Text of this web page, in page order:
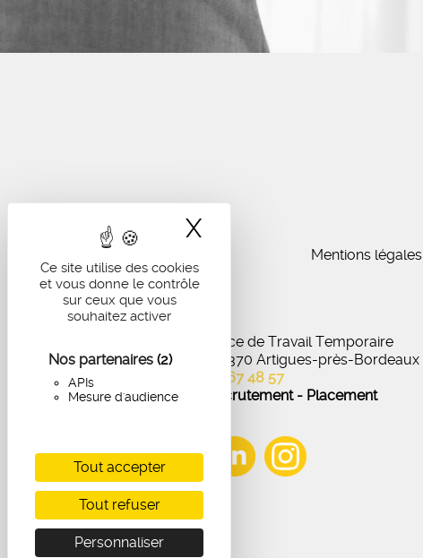
Ce site utilise des cookies
et vous donne le contrôle
sur ceux que vous
souhaitez activer
Nos partenaires (2)
APIs
Mesure d'audience
Tout accepter
Tout refuser
Personnaliser
X
Mentions légales
IA Recrutement - Agence de Travail Temporaire
27 Avenue de Virecourt, 33370 Artigues-près-Bordeaux
05 56 67 48 57
Offres d'emploi - Recrutement - Placement